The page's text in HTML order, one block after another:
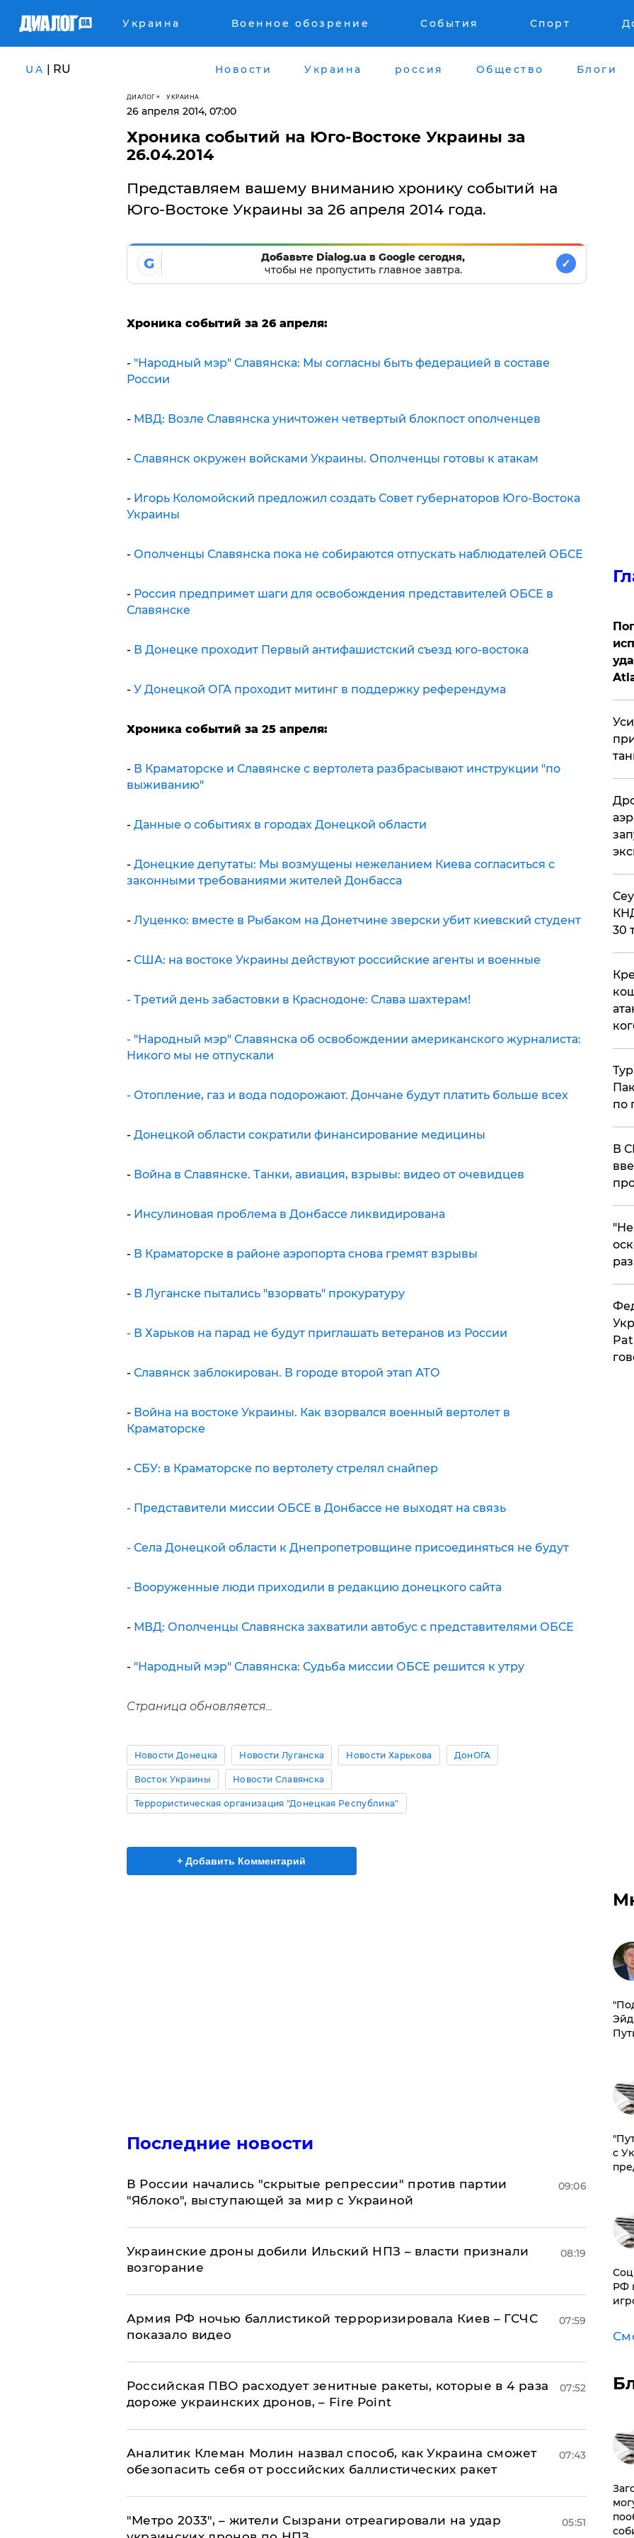
Украина Военное обозрение События Спорт
UA | RU Новости Украина россия Общество Блоги
ДИАЛОГ УКРАИНА
26 апреля 2014, 07:00
Хроника событий на Юго-Востоке Украины за
26.04.2014
Представляем вашему вниманию хронику событий на
Юго-Востоке Украины за 26 апреля 2014 года.
G
Добавьте Dialog.ua в Google сегодня,
чтобы не пропустить главное завтра.
✓
Хроника событий за 26 апреля:
- "Народный мэр" Славянска: Мы согласны быть федерацией в составе
России
- МВД: Возле Славянска уничтожен четвертый блокпост ополченцев
- Славянск окружен войсками Украины. Ополченцы готовы к атакам
- Игорь Коломойский предложил создать Совет губернаторов Юго-Востока
Украины
- Ополченцы Славянска пока не собираются отпускать наблюдателей ОБСЕ
- Россия предпримет шаги для освобождения представителей ОБСЕ в
Славянске
- В Донецке проходит Первый антифашистский съезд юго-востока
- У Донецкой ОГА проходит митинг в поддержку референдума
Хроника событий за 25 апреля:
- В Краматорске и Славянске с вертолета разбрасывают инструкции "по
выживанию"
- Данные о событиях в городах Донецкой области
- Донецкие депутаты: Мы возмущены нежеланием Киева согласиться с
законными требованиями жителей Донбасса
- Луценко: вместе в Рыбаком на Донетчине зверски убит киевский студент
- США: на востоке Украины действуют российские агенты и военные
- Третий день забастовки в Краснодоне: Слава шахтерам!
- "Народный мэр" Славянска об освобождении американского журналиста:
Никого мы не отпускали
- Отопление, газ и вода подорожают. Дончане будут платить больше всех
- Донецкой области сократили финансирование медицины
- Война в Славянске. Танки, авиация, взрывы: видео от очевидцев
- Инсулиновая проблема в Донбассе ликвидирована
- В Краматорске в районе аэропорта снова гремят взрывы
- В Луганске пытались "взорвать" прокуратуру
- В Харьков на парад не будут приглашать ветеранов из России
- Славянск заблокирован. В городе второй этап АТО
- Война на востоке Украины. Как взорвался военный вертолет в
Краматорске
- СБУ: в Краматорске по вертолету стрелял снайпер
- Представители миссии ОБСЕ в Донбассе не выходят на связь
- Села Донецкой области к Днепропетровщине присоединяться не будут
- Вооруженные люди приходили в редакцию донецкого сайта
- МВД: Ополченцы Славянска захватили автобус с представителями ОБСЕ
- "Народный мэр" Славянска: Судьба миссии ОБСЕ решится к утру
Страница обновляется...
Новости Донецка Новости Луганска Новости Харькова ДонОГА
Восток Украины Новости Славянска
Террористическая организация "Донецкая Республика"
+ Добавить Комментарий
Последние новости
В России начались "скрытые репрессии" против партии
"Яблоко", выступающей за мир с Украиной
09:06
Украинские дроны добили Ильский НПЗ – власти признали
возгорание
08:19
Армия РФ ночью баллистикой терроризировала Киев – ГСЧС
показало видео
07:59
Российская ПВО расходует зенитные ракеты, которые в 4 раза
дороже украинских дронов, – Fire Point
07:52
Аналитик Клеман Молин назвал способ, как Украина сможет
обезопасить себя от российских баллистических ракет
07:43
"Метро 2033", – жители Сызрани отреагировали на удар
05:51
30
по
В
с
РФ